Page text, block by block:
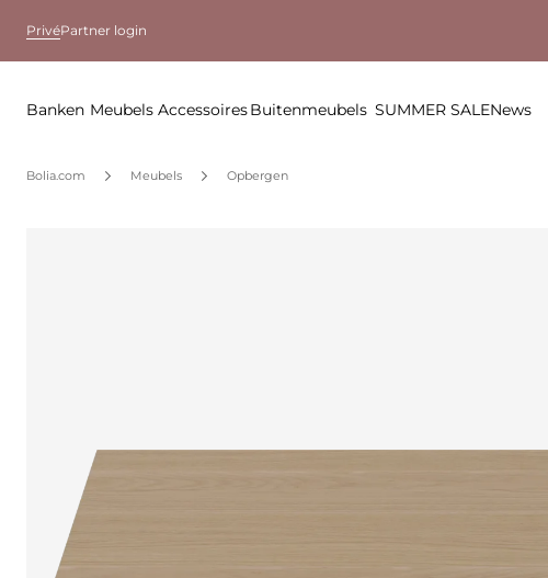
PrivéPartner login
Banken Meubels AccessoiresBuitenmeubels SUMMER SALENews
Bolia.com Meubels Opbergen